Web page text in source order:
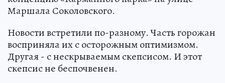
Маршала Соколовского.
Новости встретили по-разному. Часть горожан
восприняла их с осторожным оптимизмом.
Другая - с нескрываемым скепсисом. И этот
скепсис не беспочвенен.